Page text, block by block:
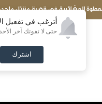
أترغب في تفعيل
حتى لا تفوتك آخر
اشترك
العشائرية في قضية مقتل ماجدة